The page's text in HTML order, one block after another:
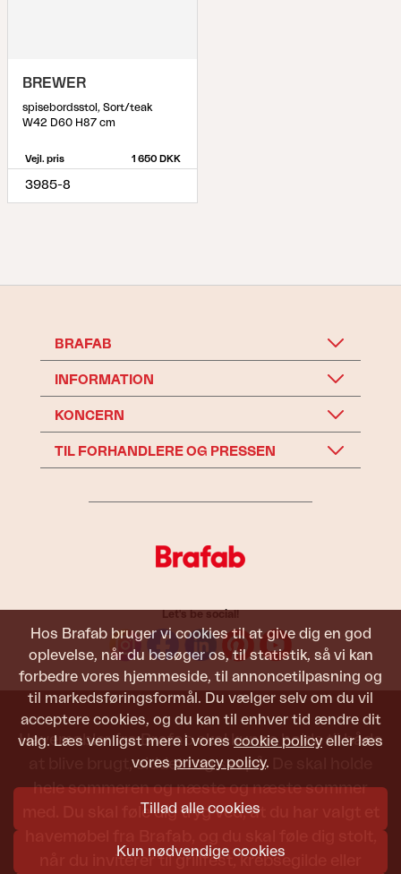
Hos Brafab bruger vi cookies til at give dig en god
oplevelse, når du besøger os, til statistik, så vi kan
forbedre vores hjemmeside, til annoncetilpasning og
til markedsføringsformål. Du vælger selv om du vil
acceptere cookies, og du kan til enhver tid ændre dit
valg. Læs venligst mere i vores cookie policy eller læs
vores privacy policy.
Tillad alle cookies
Kun nødvendige cookies
BREWER
spisebordsstol, Sort/teak
W42 D60 H87 cm
Vejl. pris 1 650 DKK
3985-8
BRAFAB
INFORMATION
KONCERN
TIL FORHANDLERE OG PRESSEN
Let's be social!
Havemøbler fra Brafab skal kunne holde til både
at blive brugt, siddet i og set på. De skal holde
hele sommeren og næste og næste sommer
med. Du skal føle dig tryg ved, at du har valgt et
når du inviterer til grillfest, krebsegilde eller